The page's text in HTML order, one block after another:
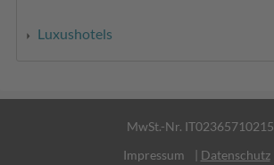
Luxushotels
MwSt.-Nr. IT02365710215
Impressum
| Datenschutz